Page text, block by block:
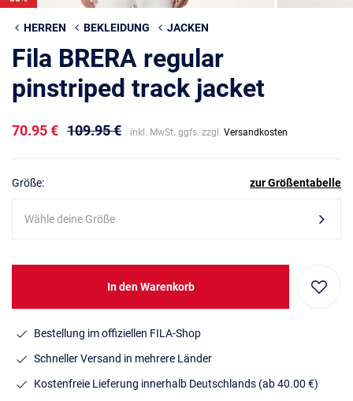
HERREN BEKLEIDUNG JACKEN
Fila BRERA regular
pinstriped track jacket
70.95 € 109.95 € inkl. MwSt. ggfs. zzgl. Versandkosten
Größe: zur Größentabelle
Wähle deine Größe
In den Warenkorb
Bestellung im offiziellen FILA-Shop
Schneller Versand in mehrere Länder
Kostenfreie Lieferung innerhalb Deutschlands (ab 40.00 €)